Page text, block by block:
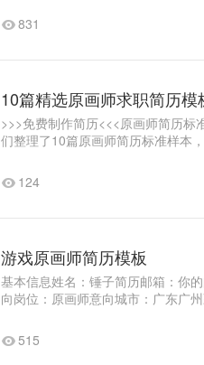
831
10篇精选原画师求职简历模
>>>免费制作简历<<<原画师简历
们整理了10篇原画师简历标准样本
124
游戏原画师简历模板
基本信息姓名：锤子简历邮箱：你
向岗位：原画师意向城市：广东广
515